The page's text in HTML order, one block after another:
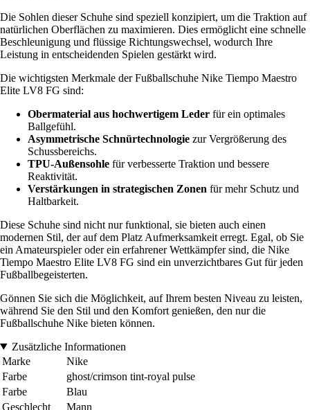
Die Sohlen dieser Schuhe sind speziell konzipiert, um die Traktion auf
natürlichen Oberflächen zu maximieren. Dies ermöglicht eine schnelle
Beschleunigung und flüssige Richtungswechsel, wodurch Ihre
Leistung in entscheidenden Spielen gestärkt wird.
Die wichtigsten Merkmale der Fußballschuhe Nike Tiempo Maestro
Elite LV8 FG sind:
Obermaterial aus hochwertigem Leder für ein optimales
Ballgefühl.
Asymmetrische Schnürtechnologie zur Vergrößerung des
Schussbereichs.
TPU-Außensohle für verbesserte Traktion und bessere
Reaktivität.
Verstärkungen in strategischen Zonen für mehr Schutz und
Haltbarkeit.
Diese Schuhe sind nicht nur funktional, sie bieten auch einen
modernen Stil, der auf dem Platz Aufmerksamkeit erregt. Egal, ob Sie
ein Amateurspieler oder ein erfahrener Wettkämpfer sind, die Nike
Tiempo Maestro Elite LV8 FG sind ein unverzichtbares Gut für jeden
Fußballbegeisterten.
Gönnen Sie sich die Möglichkeit, auf Ihrem besten Niveau zu leisten,
während Sie den Stil und den Komfort genießen, den nur die
Fußballschuhe Nike bieten können.
Zusätzliche Informationen
Marke
Nike
Farbe
ghost/crimson tint-royal pulse
Farbe
Blau
Geschlecht
Mann